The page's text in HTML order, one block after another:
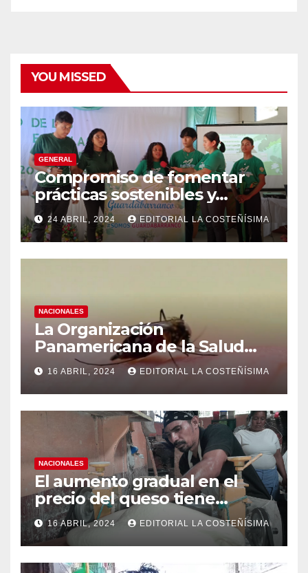
YOU MISSED
GENERAL
Compromiso de fomentar
prácticas sostenibles y
conciencia ecológica en las
instituciones educativas
24 ABRIL, 2024 EDITORIAL LA COSTEÑÍSIMA
NACIONALES
La Organización
Panamericana de la Salud
(OPS), recomienda reforzar
medidas ante el aumento de
casos de dengue
16 ABRIL, 2024 EDITORIAL LA COSTEÑÍSIMA
NACIONALES
El aumento gradual en el
precio del queso tiene
efectos a las Panaderias
16 ABRIL, 2024 EDITORIAL LA COSTEÑÍSIMA